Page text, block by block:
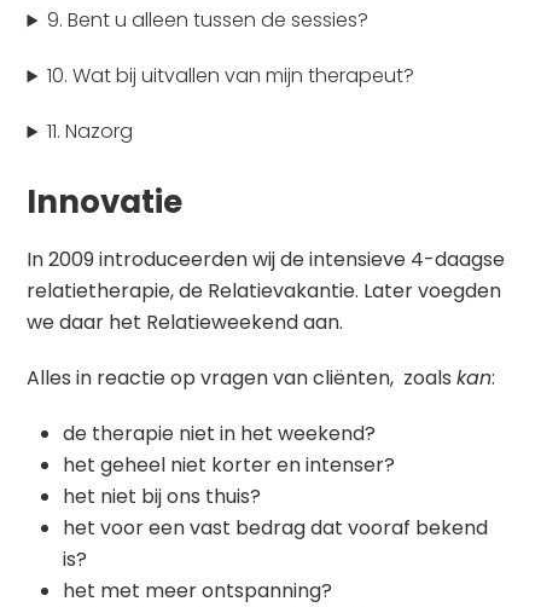
9. Bent u alleen tussen de sessies?
10. Wat bij uitvallen van mijn therapeut?
11. Nazorg
Innovatie
In 2009 introduceerden wij de intensieve 4-daagse
relatietherapie, de Relatievakantie. Later voegden
we daar het Relatieweekend aan.
Alles in reactie op vragen van cliënten, zoalskan:
de therapie niet in het weekend?
het geheel niet korter en intenser?
het niet bij ons thuis?
het voor een vast bedrag dat vooraf bekend
is?
het met meer ontspanning?